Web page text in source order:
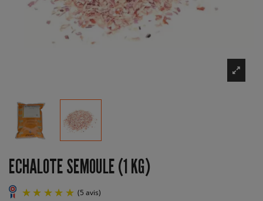
ECHALOTE SEMOULE (1 KG)